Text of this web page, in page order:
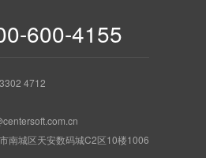
600-4155
4712
南城区天安数码城C2区10楼1006